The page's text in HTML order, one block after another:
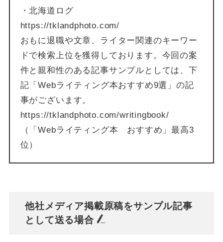
・北海道ログ
https://tklandphoto.com/
おもに退職や文章、ライター関連のキーワー
ドで検索上位を獲得しております。今回の案
件と親和性のある記事サンプルとしては、下
記「Webライティング本おすすめ9選」の記
事がございます。
https://tklandphoto.com/writingbook/
（「Webライティング本 おすすめ」最高3
位）
他社メディア掲載原稿をサンプル記事
として送る場合